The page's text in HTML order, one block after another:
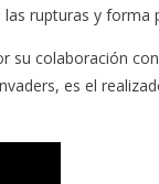
rupturas y forma
su colaboración
es el